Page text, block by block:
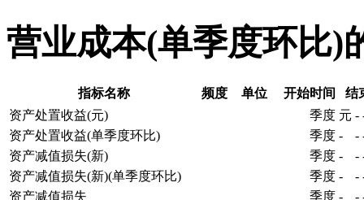
营业成本(单季度环比)
指标名称 频度 单位 开始时间
结
资产处置收益(元)
季度 元 -
资产处置收益(单季度环比)
季度 - -
资产减值损失(新)
季度 - -
资产减值损失(新)(单季度环比)
季度 - -
资产减值损失
季度 - -